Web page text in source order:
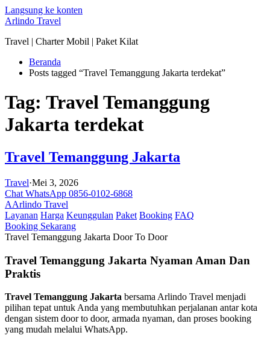
Langsung ke konten
Arlindo Travel
Travel | Charter Mobil | Paket Kilat
Beranda
Posts tagged “Travel Temanggung Jakarta terdekat”
Tag: Travel Temanggung
Jakarta terdekat
Travel Temanggung Jakarta
Travel·Mei 3, 2026
Chat WhatsApp 0856-0102-6868
AArlindo Travel
Layanan Harga Keunggulan Paket Booking FAQ
Booking Sekarang
Travel Temanggung Jakarta Door To Door
Travel Temanggung Jakarta Nyaman Aman Dan
Praktis
Travel Temanggung Jakarta bersama Arlindo Travel menjadi
pilihan tepat untuk Anda yang membutuhkan perjalanan antar kota
dengan sistem door to door, armada nyaman, dan proses booking
yang mudah melalui WhatsApp.